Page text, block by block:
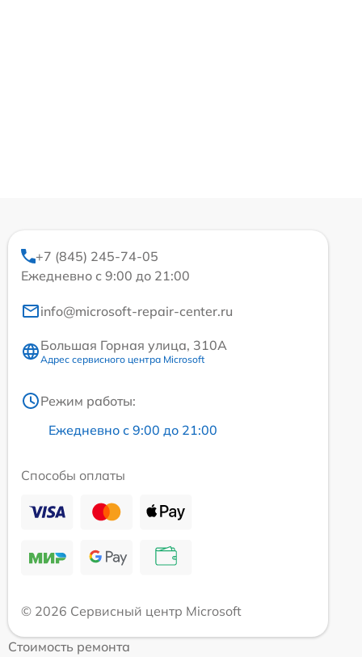
+7 (845) 245-74-05
Ежедневно с 9:00 до 21:00
info@microsoft-repair-center.ru
Большая Горная улица, 310А
Адрес сервисного центра Microsoft
Режим работы:
Ежедневно с 9:00 до 21:00
Способы оплаты
© 2026 Сервисный центр Microsoft
Стоимость ремонта